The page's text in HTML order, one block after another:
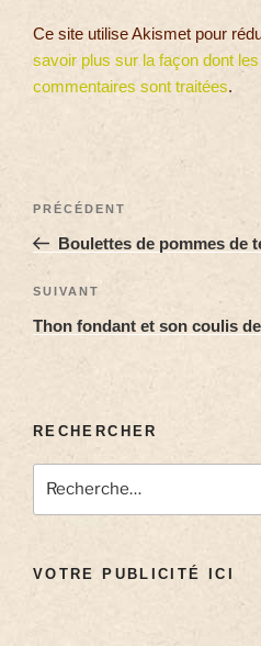
Ce site utilise Akismet pour
savoir plus sur la façon dont
commentaires sont traitées.
PRÉCÉDENT
Boulettes de pommes de
SUIVANT
Thon fondant et son coulis
RECHERCHER
VOTRE PUBLICITÉ ICI